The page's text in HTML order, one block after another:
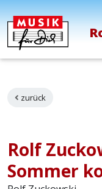
zurück
Rolf
Sommer